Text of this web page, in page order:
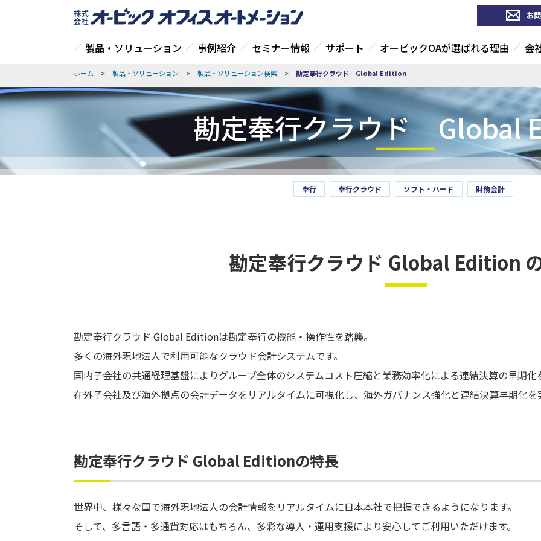
お
製品・ソリューション 事例紹介 セミナー情報 サポート オービックOAが選ばれる理由 会
ホーム > 製品・ソリューション > 製品・ソリューション検索 > 勘定奉行クラウド Global Edition
勘定奉行クラウド Global
奉行 奉行クラウド ソフト・ハード 財務会計
勘定奉行クラウド Global Edition
勘定奉行クラウド Global Editionは勘定奉行の機能・操作性を踏襲。
多くの海外現地法人で利用可能なクラウド会計システムです。
国内子会社の共通経理基盤によりグループ全体のシステムコスト圧縮と業務効率化による連結決算の早期化
在外子会社及び海外拠点の会計データをリアルタイムに可視化し、海外ガバナンス強化と連結決算早期化を
勘定奉行クラウド Global Editionの特長
世界中、様々な国で海外現地法人の会計情報をリアルタイムに日本本社で把握できるようになります。
そして、多言語・多通貨対応はもちろん、多彩な導入・運用支援により安心してご利用いただけます。